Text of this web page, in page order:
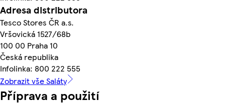
Adresa distributora
Tesco Stores ČR a.s.
Vršovická 1527/68b
100 00 Praha 10
Česká republika
Infolinka: 800 222 555
Zobrazit vše Saláty
Příprava a použití